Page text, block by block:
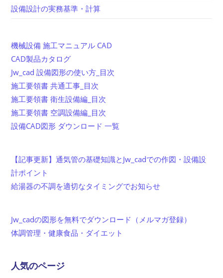
設備設計の実務基準・計算
機械設備 施工マニュアル CAD
CAD製品カタログ
Jw_cad 設備図形の使い方_目次
施工要領書 共通工事_目次
施工要領書 衛生設備編_目次
施工要領書 空調設備編_目次
設備CAD図形 ダウンロード 一覧
【記事更新】通気管の基礎知識とJw_cadでの作図・設備設
計ポイント
給湯器の不調を適切なタイミングでお知らせ
Jw_cadの図形を無料でダウンロード（メルマガ登録）
体調管理・健康食品・ダイエット
人気のページ